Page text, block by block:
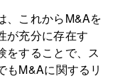
、これからM&Aを
が充分に存在す
をすることで、ス
もM&Aに関するリ